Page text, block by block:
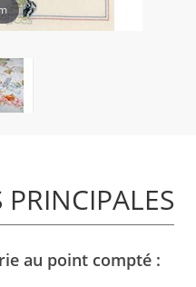
PRINCIPALES
au point compté :